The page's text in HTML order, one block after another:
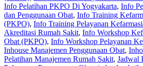
Info Pelatihan PKPO Di Yogyakarta, Info
dan Penggunaan Obat, Info Training
(PKPO), Info Training Pelayanan
Akreditasi Rumah Sakit, Info Workshop
Obat (PKPO), Info Workshop Pelayanan
Inhouse Manajemen Penggunaan Obat,
Pelatihan Manajemen Rumah Sakit, Jadwal